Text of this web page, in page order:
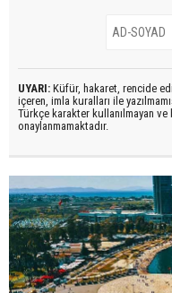
UYARI: Küfür, hakaret, rencide
içeren, imla kuralları ile
Türkçe karakter kullanılmayan
onaylanmamaktadır.